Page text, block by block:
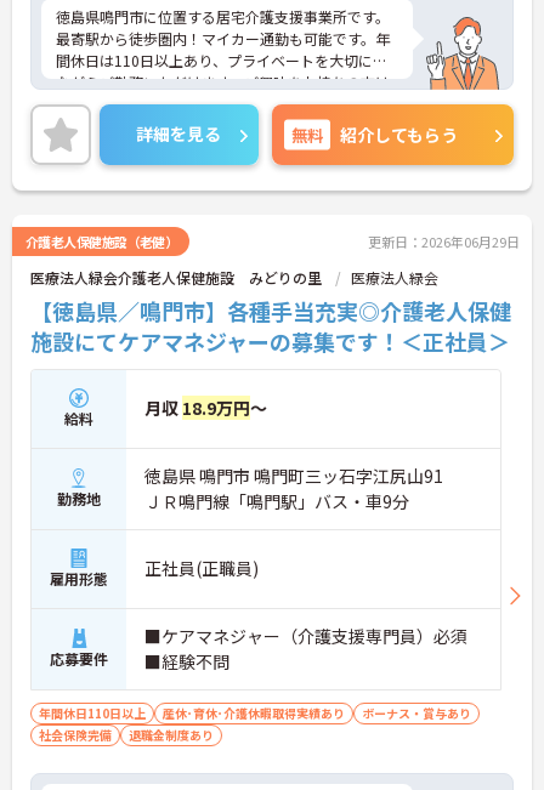
徳島県鳴門市に位置する居宅介護支援事業所です。
最寄駅から徒歩圏内！マイカー通勤も可能です。年
間休日は110日以上あり、プライベートを大切にし
ながらご勤務いただけます。ご興味をお持ちの方は
お気軽にお問い合わせください。
詳細を見る 無料 紹介してもらう
介護老人保健施設（老健） 更新日：2026年06月29日
医療法人緑会介護老人保健施設 みどりの里 医療法人緑会
【徳島県／鳴門市】各種手当充実◎介護老人保健
施設にてケアマネジャーの募集です！＜正社員＞
給料 月収 18.9万円～
勤務地
徳島県 鳴門市 鳴門町三ッ石字江尻山91
ＪＲ鳴門線「鳴門駅」バス・車9分
雇用形態 正社員(正職員)
応募要件
■ケアマネジャー（介護支援専門員）必須
■経験不問
年間休日110日以上 産休･育休･介護休暇取得実績あり
ボーナス・賞与あり
社会保険完備
退職金制度あり